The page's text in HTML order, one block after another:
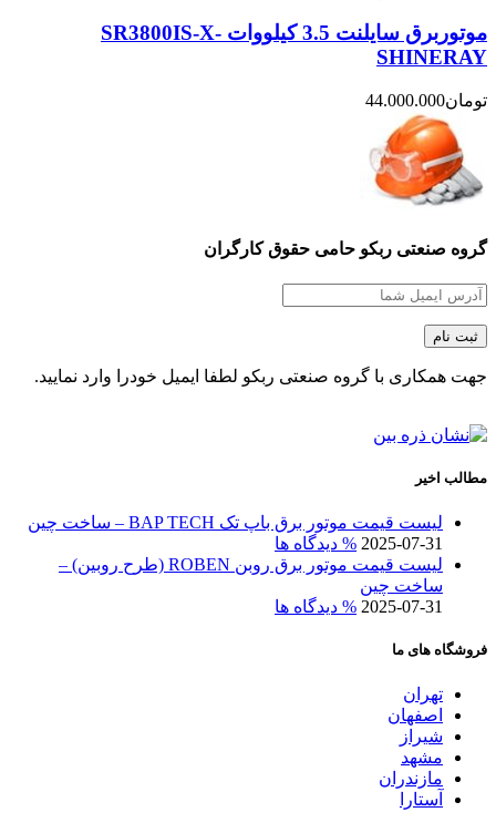
موتوربرق سایلنت 3.5 کیلووات SR3800IS-X-
SHINERAY
تومان44.000.000
گروه صنعتی ربکو حامی حقوق کارگران
جهت همکاری با گروه صنعتی ربکو لطفا ایمیل خودرا وارد نمایید.
مطالب اخیر
لیست قیمت موتور برق باپ تک BAP TECH – ساخت چین
2025-07-31 % دیدگاه ها
لیست قیمت موتور برق روبن ROBEN (طرح روبین) –
ساخت چین
2025-07-31 % دیدگاه ها
فروشگاه های ما
تهران
اصفهان
شیراز
مشهد
مازندران
آستارا